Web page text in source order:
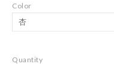
Color
Quantity